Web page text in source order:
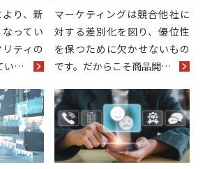
り、新
ってい
ティの
い…
マーケティングは競合他社に
対する差別化を図り、優位性
を保つために欠かせないもの
です。だからこそ商品開…